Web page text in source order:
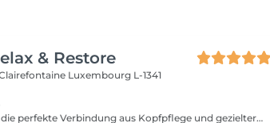
& Restore
Luxembourg L-1341
Erleben Sie die perfekte Verbindung aus Kopfpflege und gezielter Entspannung des Oberkörpers. Dieses Wohlfühlritual kombiniert ein 60-minütiges Head Spa mit einer 30-minütigen Office-Syndrom Rücken- & Schultermassage, um Verspannungen zu lösen, den Geist zur Ruhe kommen zu lassen und ein tiefes Gefühl der Entspannung zu fördern. Enthalten sind: Head Spa 60 Min. Office-Syndrom Rücken- & Schultermassage 30 Min.